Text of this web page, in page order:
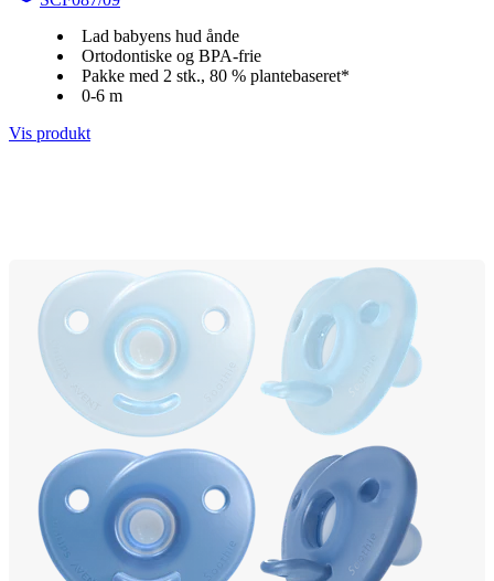
Lad babyens hud ånde
Ortodontiske og BPA-frie
Pakke med 2 stk., 80 % plantebaseret*
0-6 m
Vis produkt